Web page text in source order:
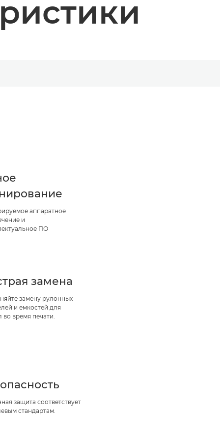
аппаратное
и
ПО
замена
замену рулонных
и емкостей для
во время печати.
защита соответствует
стандартам.